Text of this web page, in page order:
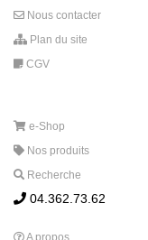
Nous contacter
Plan du site
CGV
e-Shop
Nos produits
Recherche
04.362.73.62